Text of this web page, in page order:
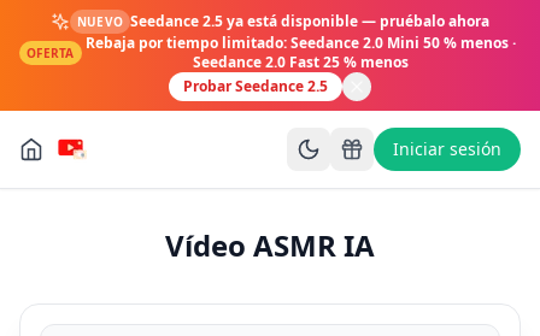
NUEVO Seedance 2.5 ya está disponible — pruébalo ahora
OFERTA
Rebaja por tiempo limitado: Seedance 2.0 Mini 50 % menos ·
Seedance 2.0 Fast 25 % menos
Probar Seedance 2.5
Iniciar sesión
Vídeo ASMR IA